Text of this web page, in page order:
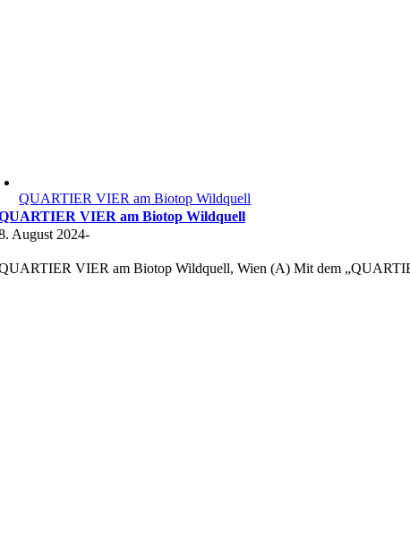
QUARTIER VIER am Biotop Wildquell
VIER am Biotop Wildquell
August 2024-
VIER am Biotop Wildquell, Wien (A) Mit dem